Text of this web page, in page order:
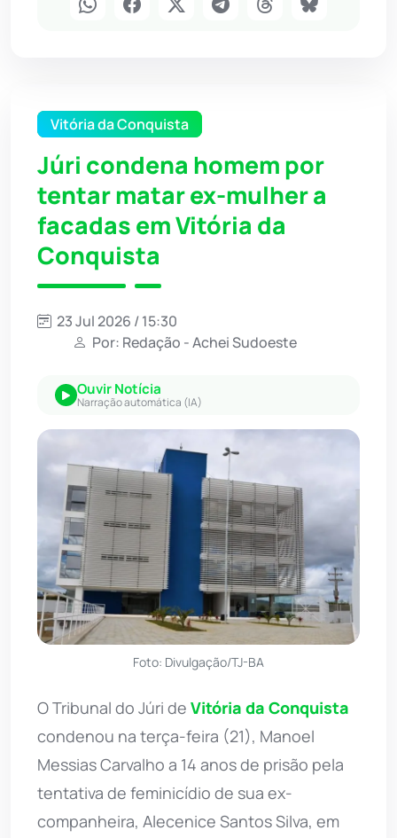
Vitória da Conquista
Júri condena homem por
tentar matar ex-mulher a
facadas em Vitória da
Conquista
23 Jul 2026 / 15:30
Por: Redação - Achei Sudoeste
Ouvir Notícia
Narração automática (IA)
Foto: Divulgação/TJ-BA
O Tribunal do Júri de Vitória da Conquista
condenou na terça-feira (21), Manoel
Messias Carvalho a 14 anos de prisão pela
tentativa de feminicídio de sua ex-
companheira, Alecenice Santos Silva, em